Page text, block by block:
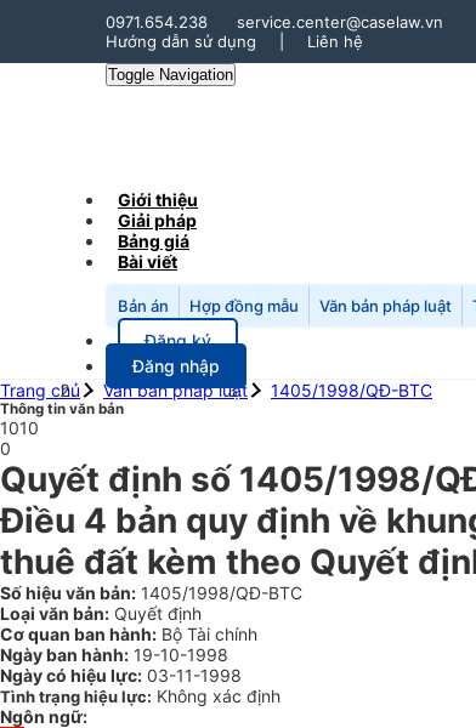
0971.654.238
service.center@caselaw.vn
Hướng dẫn sử dụng
Liên hệ
Toggle Navigation
Giới thiệu
Giải pháp
Bảng giá
Bài viết
Bản án Hợp đồng mẫu Văn bản pháp luật
Đăng ký
Đăng nhập
Trang chủ
Văn bản pháp luật 1405/1998/QĐ-BTC
Thông tin văn bản
1010
0
Quyết định số 1405/1998/
Điều 4 bản quy định về
thuê đất kèm theo Quyết
Số hiệu văn bản: 1405/1998/QĐ-BTC
Loại văn bản: Quyết định
Cơ quan ban hành: Bộ Tài chính
Ngày ban hành: 19-10-1998
Ngày có hiệu lực: 03-11-1998
Tình trạng hiệu lực: Không xác định
Ngôn ngữ: